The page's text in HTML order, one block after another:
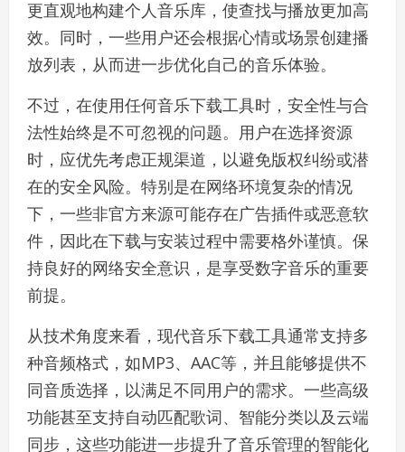
更直观地构建个人音乐库，使查找与播放更加高
效。同时，一些用户还会根据心情或场景创建播
放列表，从而进一步优化自己的音乐体验。
不过，在使用任何音乐下载工具时，安全性与合
法性始终是不可忽视的问题。用户在选择资源
时，应优先考虑正规渠道，以避免版权纠纷或潜
在的安全风险。特别是在网络环境复杂的情况
下，一些非官方来源可能存在广告插件或恶意软
件，因此在下载与安装过程中需要格外谨慎。保
持良好的网络安全意识，是享受数字音乐的重要
前提。
从技术角度来看，现代音乐下载工具通常支持多
种音频格式，如MP3、AAC等，并且能够提供不
同音质选择，以满足不同用户的需求。一些高级
功能甚至支持自动匹配歌词、智能分类以及云端
同步，这些功能进一步提升了音乐管理的智能化